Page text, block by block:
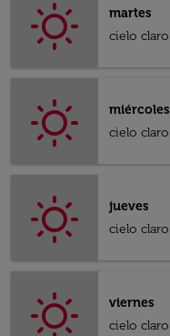
martes
cielo claro
miércoles
cielo claro
jueves
cielo claro
viernes
cielo claro